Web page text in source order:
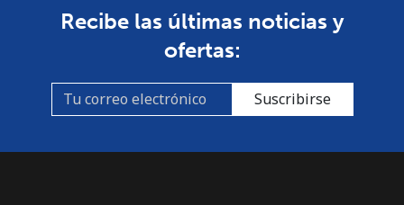
Recibe las últimas noticias y
ofertas:
Suscribirse